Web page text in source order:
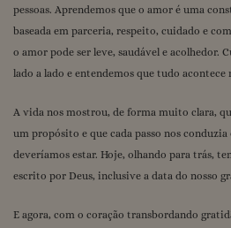
pessoas. Aprendemos que o amor é uma
baseada em parceria, respeito, cuidado e
o amor pode ser leve, saudável e acolhedor.
lado a lado e entendemos que tudo
A vida nos mostrou, de forma muito clara,
um propósito e que cada passo nos
deveríamos estar. Hoje, olhando para trás,
escrito por Deus, inclusive a data do nosso
E agora, com o coração transbordando